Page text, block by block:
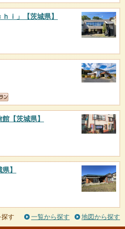
ｉ」 【茨城県】
館 【茨城県】
】
探す 一覧から探す 地図から探す